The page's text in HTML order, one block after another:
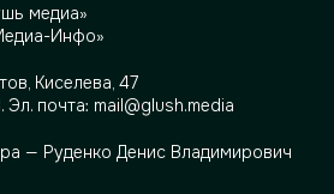
медиа»
Инфо»
Киселева, 47
. Эл. почта: mail@glush.media
— Руденко Денис Владимирович